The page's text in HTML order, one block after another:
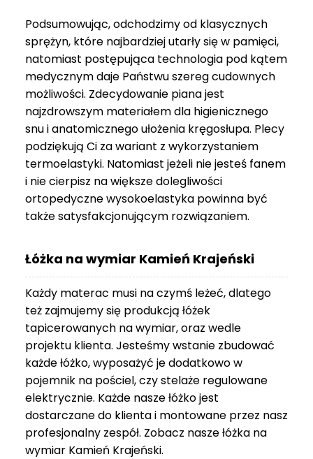
Podsumowując, odchodzimy od klasycznych
sprężyn, które najbardziej utarły się w pamięci,
natomiast postępująca technologia pod kątem
medycznym daje Państwu szereg cudownych
możliwości. Zdecydowanie piana jest
najzdrowszym materiałem dla higienicznego
snu i anatomicznego ułożenia kręgosłupa. Plecy
podziękują Ci za wariant z wykorzystaniem
termoelastyki. Natomiast jeżeli nie jesteś fanem
i nie cierpisz na większe dolegliwości
ortopedyczne wysokoelastyka powinna być
także satysfakcjonującym rozwiązaniem.
Łóżka na wymiar Kamień Krajeński
Każdy materac musi na czymś leżeć, dlatego
też zajmujemy się produkcją łóżek
tapicerowanych na wymiar, oraz wedle
projektu klienta. Jesteśmy wstanie zbudować
każde łóżko, wyposażyć je dodatkowo w
pojemnik na pościel, czy stelaże regulowane
elektrycznie. Każde nasze łóżko jest
dostarczane do klienta i montowane przez nasz
profesjonalny zespół. Zobacz naszełóżka na
wymiar Kamień Krajeński.